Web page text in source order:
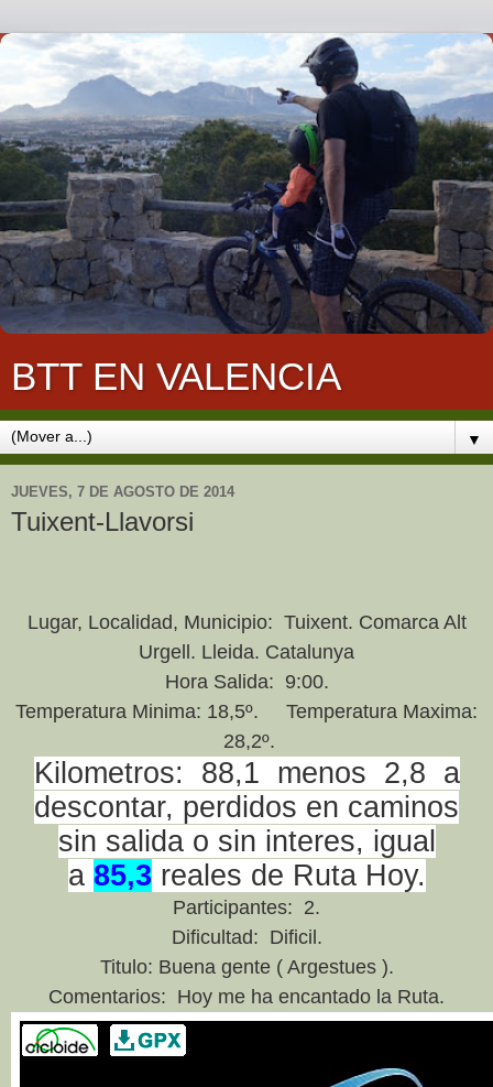
BTT EN VALENCIA
▼
JUEVES, 7 DE AGOSTO DE 2014
Tuixent-Llavorsi
Lugar, Localidad, Municipio: Tuixent. Comarca Alt
Urgell. Lleida. Catalunya
Hora Salida: 9:00.
Temperatura Minima: 18,5º. Temperatura Maxima:
28,2º.
Kilometros: 88,1 menos 2,8 a
descontar, perdidos en caminos
sin salida o sin interes, igual
a 85,3 reales de Ruta Hoy.
Participantes: 2.
Dificultad: Dificil.
Titulo: Buena gente ( Argestues ).
Comentarios: Hoy me ha encantado la Ruta.